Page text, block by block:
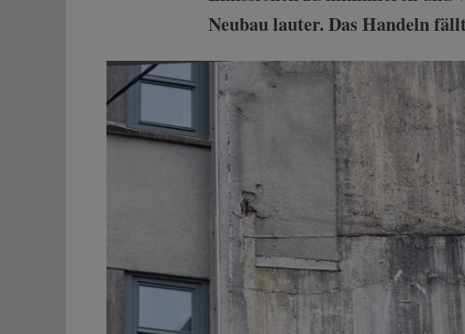
Neubau lauter. Das Handeln